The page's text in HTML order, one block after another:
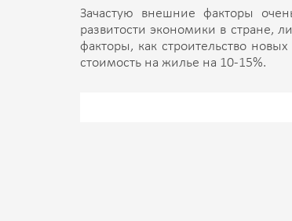
Зачастую внешние факторы
развитости экономики в стране,
факторы, как строительство
стоимость на жилье на 10-15%.